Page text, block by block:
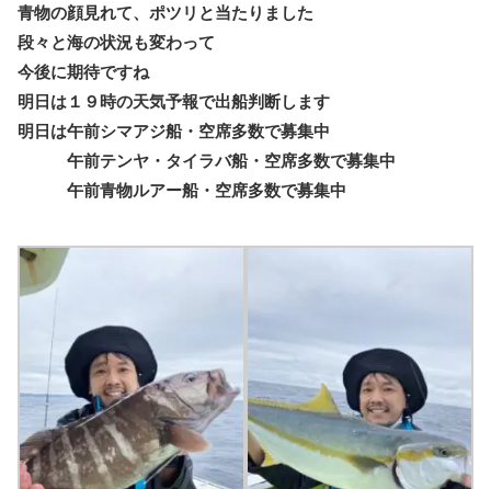
青物の顔見れて、ポツリと当たりました
段々と海の状況も変わって
今後に期待ですね
明日は１９時の天気予報で出船判断します
明日は午前シマアジ船・空席多数で募集中
午前テンヤ・タイラバ船・空席多数で募集中
午前青物ルアー船・空席多数で募集中